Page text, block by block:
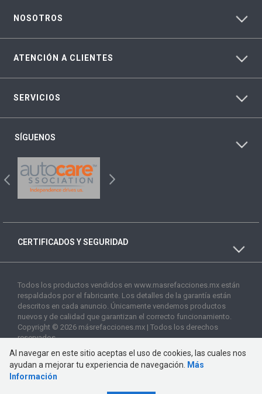
NOSOTROS
ATENCIÓN A CLIENTES
SERVICIOS
SÍGUENOS
CERTIFICADOS Y SEGURIDAD
Todos los productos vendidos en www.masrefacciones.mx están
respaldados por el fabricante. Los detalles de la garantía están
descritos en cada anuncio. Únicamente vendemos productos
nuevos y de calidad que garantizan el correcto funcionamiento.
Copyright © 2026 másrefacciones.mx | Todos los derechos
reservados
Al navegar en este sitio aceptas el uso de cookies, las cuales nos
ayudan a mejorar tu experiencia de navegación.
Más
Información